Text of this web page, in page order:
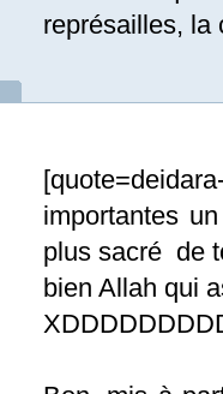
représailles, la
importantes
plus sacré de
bien Allah qui